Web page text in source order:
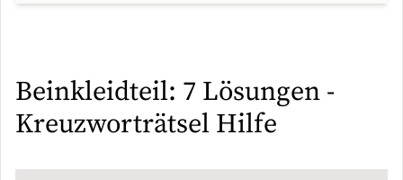
Beinkleidteil: 7 Lösungen -
Kreuzworträtsel Hilfe